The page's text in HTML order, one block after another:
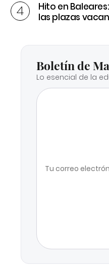
Hito en
las plazas
Boletín de
Lo esencial de la